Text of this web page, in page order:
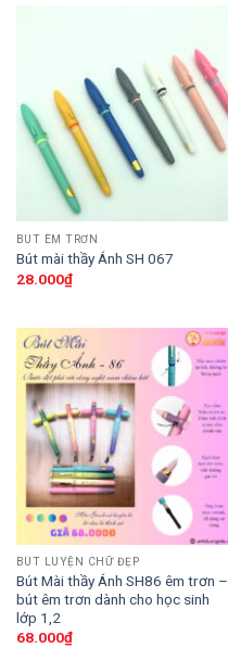
BÚT ÊM TRƠN
Bút mài thầy Ánh SH 067
28.000₫
BÚT LUYỆN CHỮ ĐẸP
Bút Mài thầy Ánh SH86 êm trơn –
bút êm trơn dành cho học sinh
lớp 1,2
68.000₫